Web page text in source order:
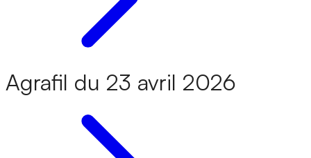
Agrafil du 23 avril 2026